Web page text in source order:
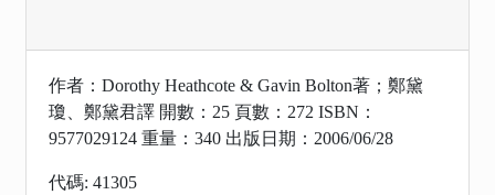
作者：Dorothy Heathcote & Gavin Bolton著；鄭黛
瓊、鄭黛君譯 開數：25 頁數：272 ISBN：
9577029124 重量：340 出版日期：2006/06/28
代碼: 41305